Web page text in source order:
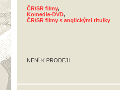
ČR/SR filmy,
Komedie-DVD,
ČR/SR filmy s anglickými titulky
NENÍ K PRODEJI